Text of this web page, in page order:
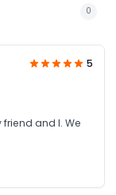
0
5
and I. We